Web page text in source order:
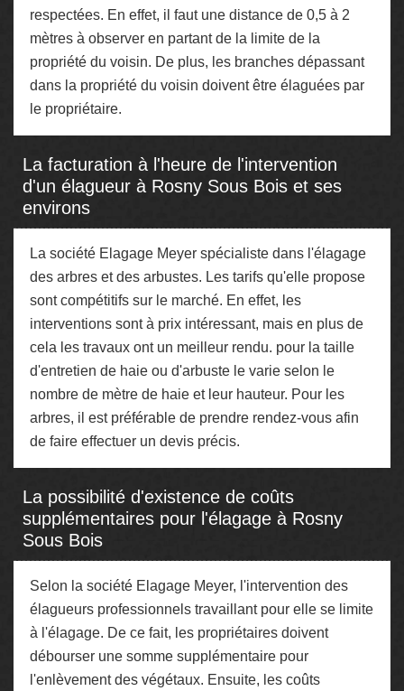
respectées. En effet, il faut une distance de 0,5 à 2
mètres à observer en partant de la limite de la
propriété du voisin. De plus, les branches dépassant
dans la propriété du voisin doivent être élaguées par
le propriétaire.
La facturation à l'heure de l'intervention
d'un élagueur à Rosny Sous Bois et ses
environs
La société Elagage Meyer spécialiste dans l'élagage
des arbres et des arbustes. Les tarifs qu'elle propose
sont compétitifs sur le marché. En effet, les
interventions sont à prix intéressant, mais en plus de
cela les travaux ont un meilleur rendu. pour la taille
d'entretien de haie ou d'arbuste le varie selon le
nombre de mètre de haie et leur hauteur. Pour les
arbres, il est préférable de prendre rendez-vous afin
de faire effectuer un devis précis.
La possibilité d'existence de coûts
supplémentaires pour l'élagage à Rosny
Sous Bois
Selon la société Elagage Meyer, l'intervention des
élagueurs professionnels travaillant pour elle se limite
à l'élagage. De ce fait, les propriétaires doivent
débourser une somme supplémentaire pour
l'enlèvement des végétaux. Ensuite, les coûts